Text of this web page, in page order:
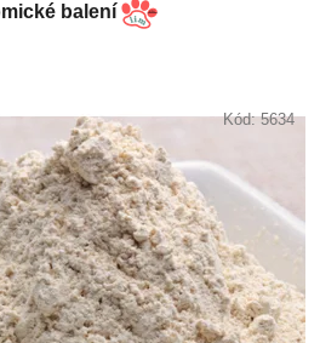
balení
Kód:5634